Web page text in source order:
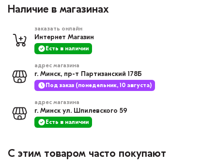
Наличие в магазинах
заказать онлайн
Интернет Магазин
Есть в наличии
адрес магазина
г. Минск, пр-т Партизанский 178Б
Под заказ (понедельник, 10 августа)
адрес магазина
г. Минск ул. Шпилевского 59
Есть в наличии
С этим товаром часто покупают